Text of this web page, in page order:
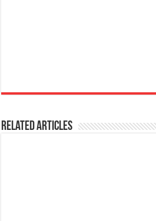
Related Articles